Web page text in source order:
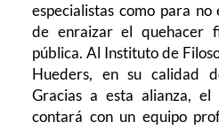
especialistas como para no
de enraizar el quehacer
pública. Al Instituto de
Hueders, en su calidad
Gracias a esta alianza, el
contará con un equipo